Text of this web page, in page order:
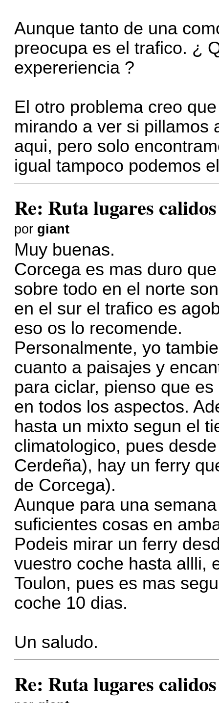
Aunque tanto de una
preocupa es el trafico. ¿
expereriencia ?
El otro problema creo
mirando a ver si pillamos
aqui, pero solo
igual tampoco podemos
Re: Ruta lugares calidos
por giant
Muy buenas.
Corcega es mas duro
sobre todo en el norte
en el sur el trafico es
eso os lo recomende.
Personalmente, yo
cuanto a paisajes y
para ciclar, pienso que
en todos los aspectos.
hasta un mixto segun el
climatologico, pues
Cerdeña), hay un ferry
de Corcega).
Aunque para una
suficientes cosas en
Podeis mirar un ferry
vuestro coche hasta allli,
Toulon, pues es mas
coche 10 dias.
Un saludo.
Re: Ruta lugares calidos